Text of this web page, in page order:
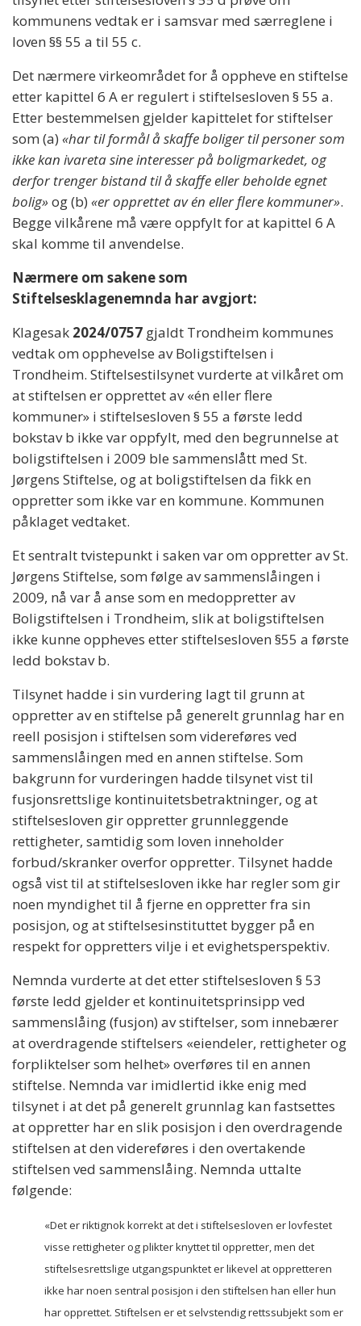
kommunens vedtak er i samsvar med særreglene i
loven §§ 55 a til 55 c.
Det nærmere virkeområdet for å oppheve en stiftelse
etter kapittel 6 A er regulert i stiftelsesloven § 55 a.
Etter bestemmelsen gjelder kapittelet for stiftelser
som (a) «har til formål å skaffe boliger til personer som
ikke kan ivareta sine interesser på boligmarkedet, og
derfor trenger bistand til å skaffe eller beholde egnet
bolig»og (b) «er opprettet av én eller flere kommuner».
Begge vilkårene må være oppfylt for at kapittel 6 A
skal komme til anvendelse.
Nærmere om sakene som
Stiftelsesklagenemnda har avgjort:
Klagesak 2024/0757 gjaldt Trondheim kommunes
vedtak om opphevelse av Boligstiftelsen i
Trondheim. Stiftelsestilsynet vurderte at vilkåret om
at stiftelsen er opprettet av «én eller flere
kommuner» i stiftelsesloven § 55 a første ledd
bokstav b ikke var oppfylt, med den begrunnelse at
boligstiftelsen i 2009 ble sammenslått med St.
Jørgens Stiftelse, og at boligstiftelsen da fikk en
oppretter som ikke var en kommune. Kommunen
påklaget vedtaket.
Et sentralt tvistepunkt i saken var om oppretter av St.
Jørgens Stiftelse, som følge av sammenslåingen i
2009, nå var å anse som en medoppretter av
Boligstiftelsen i Trondheim, slik at boligstiftelsen
ikke kunne oppheves etter stiftelsesloven §55 a første
ledd bokstav b.
Tilsynet hadde i sin vurdering lagt til grunn at
oppretter av en stiftelse på generelt grunnlag har en
reell posisjon i stiftelsen som videreføres ved
sammenslåingen med en annen stiftelse. Som
bakgrunn for vurderingen hadde tilsynet vist til
fusjonsrettslige kontinuitetsbetraktninger, og at
stiftelsesloven gir oppretter grunnleggende
rettigheter, samtidig som loven inneholder
forbud/skranker overfor oppretter. Tilsynet hadde
også vist til at stiftelsesloven ikke har regler som gir
noen myndighet til å fjerne en oppretter fra sin
posisjon, og at stiftelsesinstituttet bygger på en
respekt for oppretters vilje i et evighetsperspektiv.
Nemnda vurderte at det etter stiftelsesloven § 53
første ledd gjelder et kontinuitetsprinsipp ved
sammenslåing (fusjon) av stiftelser, som innebærer
at overdragende stiftelsers «eiendeler, rettigheter og
forpliktelser som helhet» overføres til en annen
stiftelse. Nemnda var imidlertid ikke enig med
tilsynet i at det på generelt grunnlag kan fastsettes
at oppretter har en slik posisjon i den overdragende
stiftelsen at den videreføres i den overtakende
stiftelsen ved sammenslåing. Nemnda uttalte
følgende:
«Det er riktignok korrekt at det i stiftelsesloven er lovfestet
visse rettigheter og plikter knyttet til oppretter, men det
stiftelsesrettslige utgangspunktet er likevel at oppretteren
ikke har noen sentral posisjon i den stiftelsen han eller hun
har opprettet. Stiftelsen er et selvstendig rettssubjekt som er